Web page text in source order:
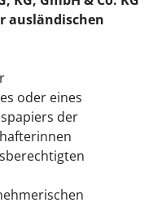
ausländischen
oder eines
der